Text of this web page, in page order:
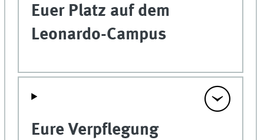
Euer Platz auf dem
Leonardo-Campus
Eure Verpflegung